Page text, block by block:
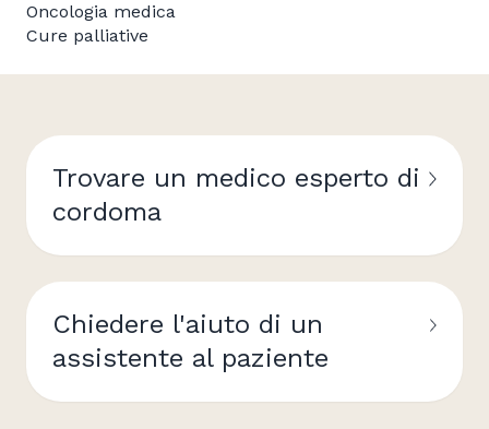
Oncologia medica
Cure palliative
Trovare un medico esperto di
cordoma
Chiedere l'aiuto di un
assistente al paziente